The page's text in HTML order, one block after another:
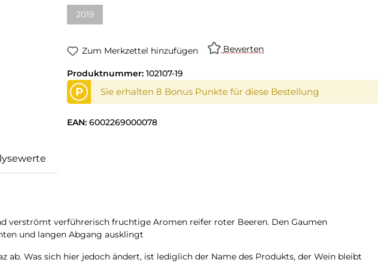
2019(Diese Option ist zurzeit nicht verfügbar.)
Zum Merkzettel hinzufügen Bewerten
Produktnummer: 102107-19
P Sie erhalten 8 Bonus Punkte für diese Bestellung
EAN: 6002269000078
verströmt verführerisch fruchtige Aromen reifer roter Beeren. Den Gaumen
und langen Abgang ausklingt
ab. Was sich hier jedoch ändert, ist lediglich der Name des Produkts, der Wein bleibt